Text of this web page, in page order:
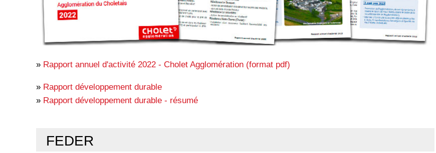
» Rapport annuel d'activité 2022 - Cholet Agglomération (format pdf)
» Rapport développement durable
» Rapport développement durable - résumé
FEDER